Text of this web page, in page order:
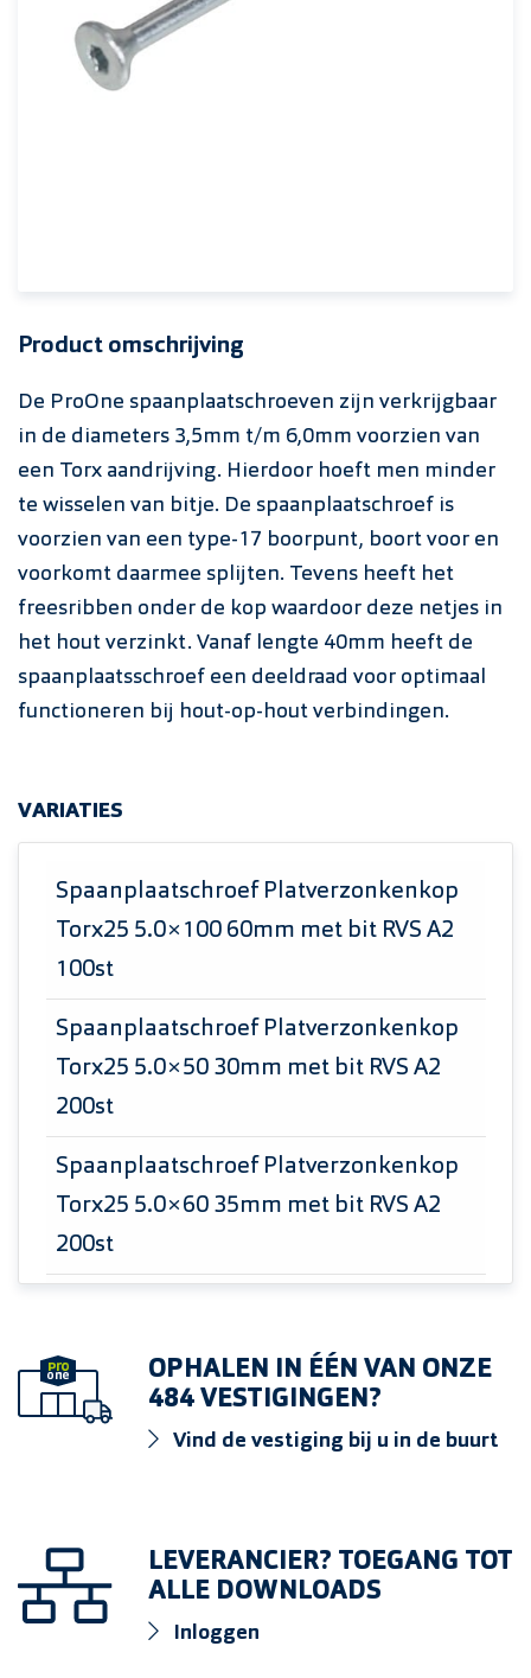
Product omschrijving
De ProOne spaanplaatschroeven zijn verkrijgbaar
in de diameters 3,5mm t/m 6,0mm voorzien van
een Torx aandrijving. Hierdoor hoeft men minder
te wisselen van bitje. De spaanplaatschroef is
voorzien van een type-17 boorpunt, boort voor en
voorkomt daarmee splijten. Tevens heeft het
freesribben onder de kop waardoor deze netjes in
het hout verzinkt. Vanaf lengte 40mm heeft de
spaanplaatsschroef een deeldraad voor optimaal
functioneren bij hout-op-hout verbindingen.
VARIATIES
Spaanplaatschroef Platverzonkenkop
Torx25 5.0×100 60mm met bit RVS A2
100st
Spaanplaatschroef Platverzonkenkop
Torx25 5.0×50 30mm met bit RVS A2
200st
Spaanplaatschroef Platverzonkenkop
Torx25 5.0×60 35mm met bit RVS A2
200st
100st
Spaanplaatschroef Platverzonkenkop
OPHALEN IN ÉÉN VAN ONZE
484 VESTIGINGEN?
Vind de vestiging bij u in de buurt
LEVERANCIER? TOEGANG TOT
ALLE DOWNLOADS
Inloggen